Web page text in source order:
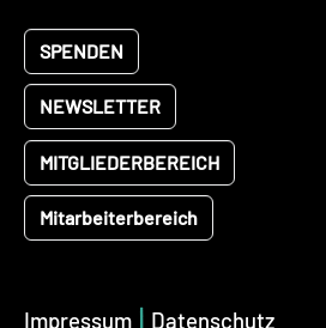
SPENDEN
NEWSLETTER
MITGLIEDERBEREICH
Mitarbeiterbereich
Impressum | Datenschutz